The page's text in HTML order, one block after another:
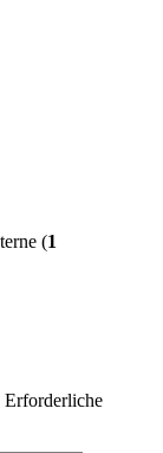
(1
Erforderliche